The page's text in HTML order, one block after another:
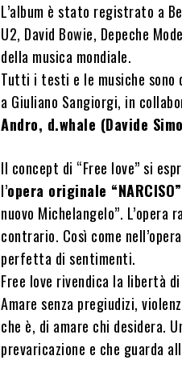
L’album è stato registrato a
U2, David Bowie, Depeche
della musica mondiale.
Tutti i testi e le musiche
a Giuliano Sangiorgi, in
Andro, d.whale (Davide
Il concept di “Free love” si
l’opera originale
nuovo Michelangelo”. L’opera
contrario. Così come
perfetta di sentimenti.
Free love rivendica la libertà
Amare senza pregiudizi,
che è, di amare chi desidera.
prevaricazione e che guarda